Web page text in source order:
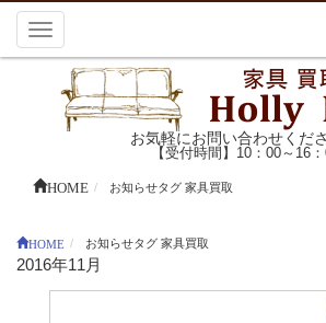
お気軽にお問い合わせくださ
【受付時間】10：00～16
Toggle
navigation
HOME お知らせタグ 家具買取
HOME お知らせタグ 家具買取
2016年11月